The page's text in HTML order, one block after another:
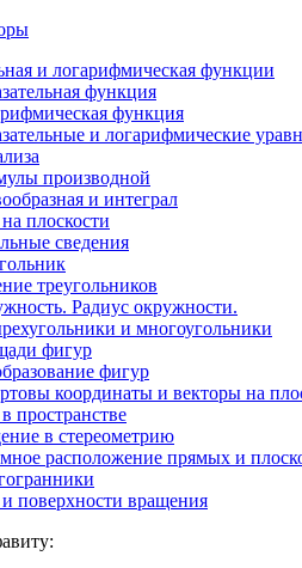
и логарифмическая функции
функция
функция
и логарифмические
производной
и интеграл
плоскости
сведения
треугольников
Радиус окружности.
и многоугольники
фигур
фигур
координаты и векторы на
пространстве
в стереометрию
расположение прямых и
и поверхности вращения